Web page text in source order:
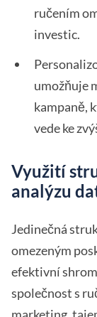
ručením
investic.
umožňuje
kampaně,
vede ke
Využití
analýzu
Jedinečná
omezeným
efektivní
společnost s